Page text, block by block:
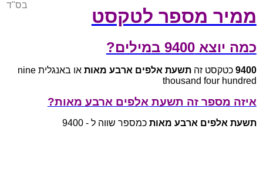
ממיר מספר לטקסט
בס"ד
כמה יוצא 9400 במילים?
9400 כטקסט זהתשעת אלפים ארבע מאות
או באנגלית nine
thousand four hundred
איזה מספר זה תשעת אלפים ארבע מאות?
תשעת אלפים ארבע מאות כמספר שווה ל - 9400